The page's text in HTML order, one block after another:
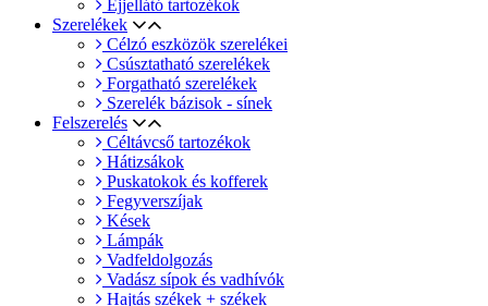
Éjjellátó tartozékok
Szerelékek
Célzó eszközök szerelékei
Csúsztatható szerelékek
Forgatható szerelékek
Szerelék bázisok - sínek
Felszerelés
Céltávcső tartozékok
Hátizsákok
Puskatokok és kofferek
Fegyverszíjak
Kések
Lámpák
Vadfeldolgozás
Vadász sípok és vadhívók
Hajtás székek + székek